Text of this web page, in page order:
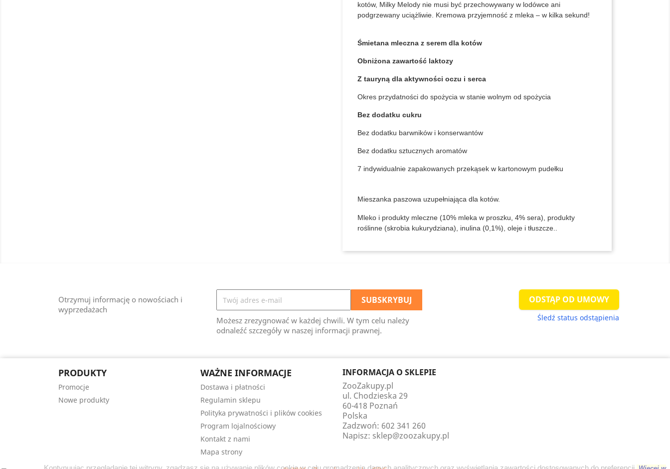
kotów, Milky Melody nie musi być przechowywany w lodówce ani
podgrzewany uciążliwie. Kremowa przyjemność z mleka – w kilka sekund!
Śmietana mleczna z serem dla kotów
Obniżona zawartość laktozy
Z tauryną dla aktywności oczu i serca
Okres przydatności do spożycia w stanie wolnym od spożycia
Bez dodatku cukru
Bez dodatku barwników i konserwantów
Bez dodatku sztucznych aromatów
7 indywidualnie zapakowanych przekąsek w kartonowym pudełku
Mieszanka paszowa uzupełniająca dla kotów.
Mleko i produkty mleczne (10% mleka w proszku, 4% sera), produkty
roślinne (skrobia kukurydziana), inulina (0,1%), oleje i tłuszcze..
Otrzymuj informację o nowościach i
wyprzedażach
Możesz zrezygnować w każdej chwili. W tym celu należy
odnaleźć szczegóły w naszej informacji prawnej.
ODSTĄP OD UMOWY
Śledź status odstąpienia
PRODUKTY
Promocje
Nowe produkty
WAŻNE INFORMACJE
Dostawa i płatności
Regulamin sklepu
Polityka prywatności i plików cookies
Program lojalnościowy
Kontakt z nami
Mapa strony
INFORMACJA O SKLEPIE
ZooZakupy.pl
ul. Chodzieska 29
60-418 Poznań
Polska
Zadzwoń: 602 341 260
Napisz: sklep@zoozakupy.pl